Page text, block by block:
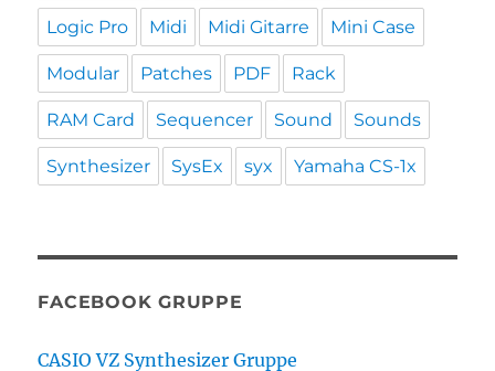
Logic Pro Midi Midi Gitarre Mini Case
Modular Patches PDF Rack
RAM Card Sequencer Sound Sounds
Synthesizer SysEx syx Yamaha CS-1x
FACEBOOK GRUPPE
CASIO VZ Synthesizer Gruppe